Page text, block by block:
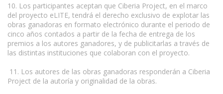
10. Los participantes aceptan que Ciberia Project, en el marco
del proyecto eLITE, tendrá el derecho exclusivo de explotar las
obras ganadoras en formato electrónico durante el periodo de
cinco años contados a partir de la fecha de entrega de los
premios a los autores ganadores, y de publicitarlas a través de
las distintas instituciones que colaboran con el proyecto.
11. Los autores de las obras ganadoras responderán a Ciberia
Project de la autoría y originalidad de la obras.